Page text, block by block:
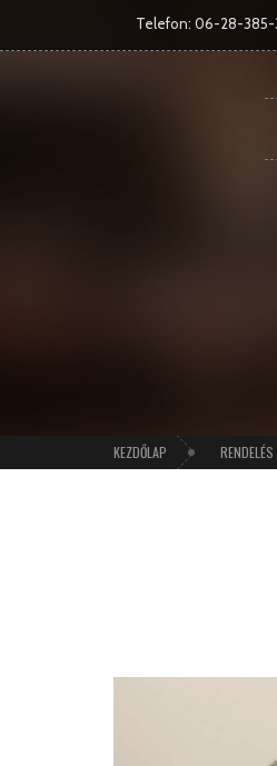
Telefon: 06-28-385-
KEZDŐLAP RENDELÉS